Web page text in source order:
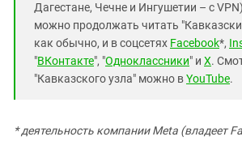
Дагестане, Чечне и Ингушетии – с
можно продолжать читать
как обычно, и в соцсетях Facebook*,
"ВКонтакте", "Одноклассники" и X.
"Кавказского узла" можно вYouTube.
* деятельность компании Meta (владеет